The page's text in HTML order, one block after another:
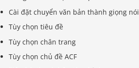
Cài đặt chuyển văn bản thành giọng nói
Tùy chọn tiêu đề
Tùy chọn chân trang
Tùy chọn chủ đề ACF